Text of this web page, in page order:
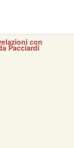
con
Pacciardi